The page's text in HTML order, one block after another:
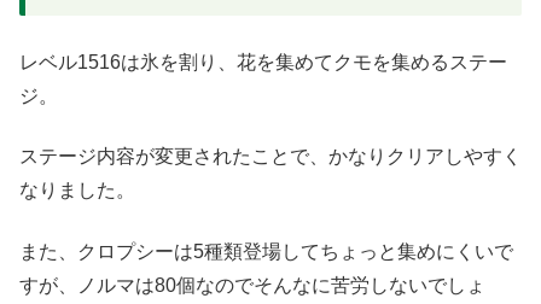
レベル1516は氷を割り、花を集めてクモを集めるステー
ジ。
ステージ内容が変更されたことで、かなりクリアしやすく
なりました。
また、クロプシーは5種類登場してちょっと集めにくいで
すが、ノルマは80個なのでそんなに苦労しないでしょ